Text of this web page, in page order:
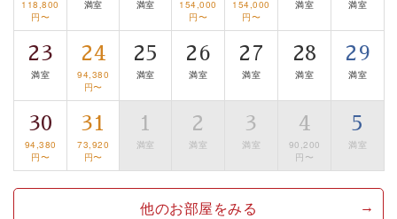
※年末年始及び御柱祭前後は運行しておりません
以上が基本プランの内容です。
神秘なる諏訪湖に心癒される時間をお過ごしいただけま
したら幸いです。
118,800
円〜
満室 満室
154,000
円〜
154,000
円〜
満室 満室
23
満室
24
94,380
円〜
25
満室
26
満室
27
満室
28
満室
29
満室
30
94,380
円〜
31
73,920
円〜
1
満室
2
満室
3
満室
4
90,200
円〜
5
満室
他のお部屋をみる